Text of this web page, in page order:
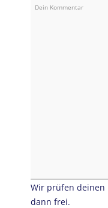
Wir prüfen deinen
dann frei.